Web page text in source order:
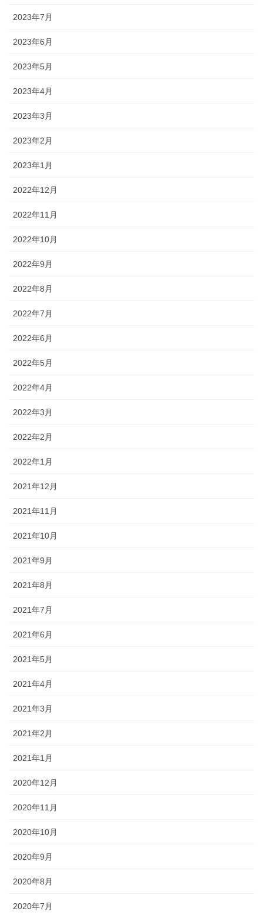
2023年7月
2023年6月
2023年5月
2023年4月
2023年3月
2023年2月
2023年1月
2022年12月
2022年11月
2022年10月
2022年9月
2022年8月
2022年7月
2022年6月
2022年5月
2022年4月
2022年3月
2022年2月
2022年1月
2021年12月
2021年11月
2021年10月
2021年9月
2021年8月
2021年7月
2021年6月
2021年5月
2021年4月
2021年3月
2021年2月
2021年1月
2020年12月
2020年11月
2020年10月
2020年9月
2020年8月
2020年7月